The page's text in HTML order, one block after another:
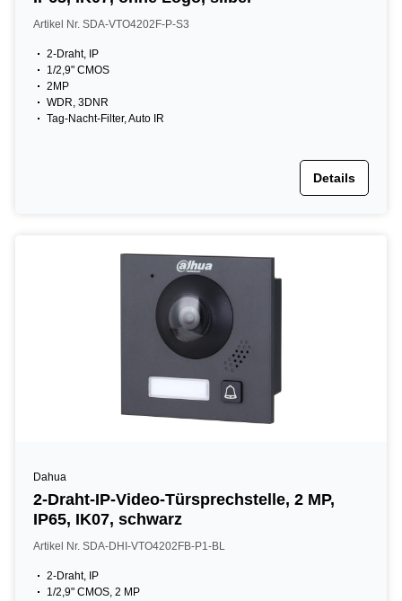
Artikel Nr. SDA-VTO4202F-P-S3
2-Draht, IP
1/2,9" CMOS
2MP
WDR, 3DNR
Tag-Nacht-Filter, Auto IR
Details
Dahua
2-Draht-IP-Video-Türsprechstelle, 2 MP,
IP65, IK07, schwarz
Artikel Nr. SDA-DHI-VTO4202FB-P1-BL
2-Draht, IP
1/2,9" CMOS, 2 MP